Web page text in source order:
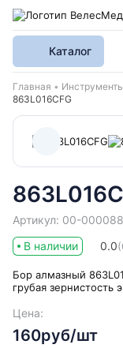
Каталог
Хлебные
Главная
863L016CFG
Артикул: 00-
В наличии
0.0
Бор алмазный
грубая зернистость
Цена:
160руб/шт